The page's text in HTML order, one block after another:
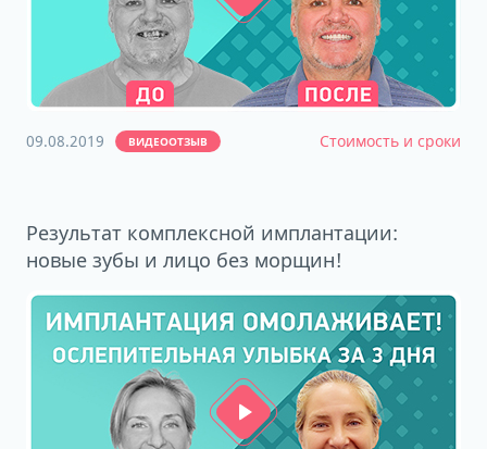
09.08.2019 ВИДЕООТЗЫВ Стоимость и сроки
Результат комплексной имплантации:
новые зубы и лицо без морщин!